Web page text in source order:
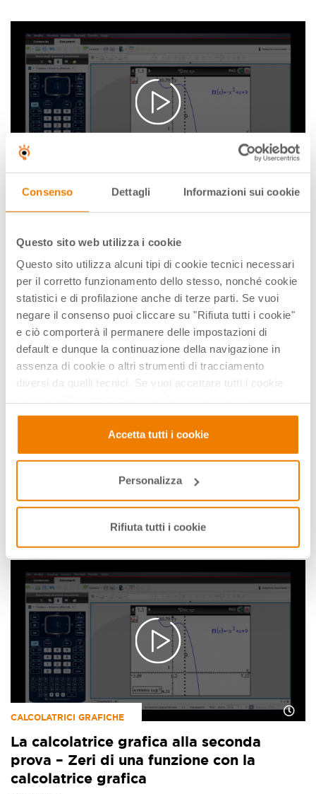
Consenso Dettagli Informazioni sui cookie
Questo sito web utilizza i cookie
Questo sito utilizza alcuni tipi di cookie tecnici necessari
per il corretto funzionamento dello stesso, nonché cookie
statistici e di profilazione anche di terze parti. Se vuoi
negare il consenso puoi cliccare su "Rifiuta tutti i cookie"
e ciò comporterà il permanere delle impostazioni di
default e dunque la continuazione della navigazione in
assenza di cookie o altri strumenti di tracciamento
diversi da quelli tecnici. Se vuoi accettare tutti i cookie
autonomamente selezionare i cookie da accettare clicca
su "Personalizza". Se vuoi saperne di più consulta la
nostraPrivacy e Cookie Policy.
Accetta tutti i cookie
Personalizza
Rifiuta tutti i cookie
La calcolatrice grafica alla seconda
calcolatrice grafica
18 Ott 2018
La calcolatrice grafica alla seconda
prova – Massimi e minimi di una funzione
con la calcolatrice grafica
CALCOLATRICI GRAFICHE
La calcolatrice grafica alla seconda
prova – Zeri di una funzione con la
calcolatrice grafica